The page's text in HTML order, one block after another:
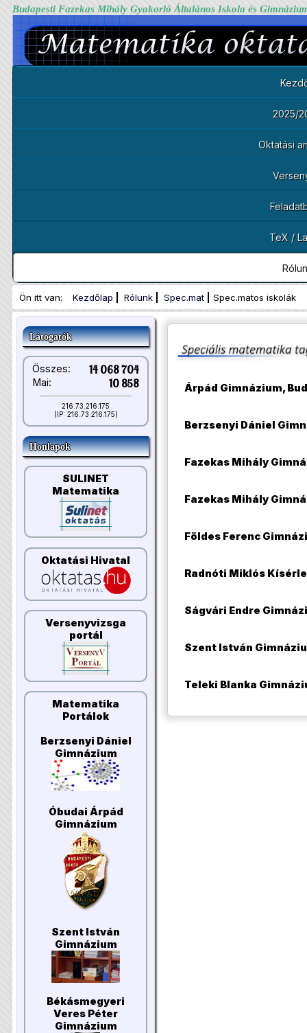
Budapesti Fazekas Mihály Gyakorló Általános Iskola és
2025/
Oktatási
TeX /
Ön itt van: Kezdőlap Rólunk Spec.mat Spec.matos iskolák
Látogatók
Összes: 14 068 704
Mai: 10 858
216.73.216.175
(IP: 216.73.216.175)
Honlapok
SULINET
Matematika
Oktatási Hivatal
Versenyvizsga
portál
Matematika
Portálok
Berzsenyi Dániel
Gimnázium
Óbudai Árpád
Gimnázium
Szent István
Gimnázium
Békásmegyeri
Veres Péter
Gimnázium
Árpád Gimnázium,
Berzsenyi Dániel
Fazekas Mihály
Fazekas Mihály
Földes Ferenc
Radnóti Miklós
Ságvári Endre
Szent István
Teleki Blanka